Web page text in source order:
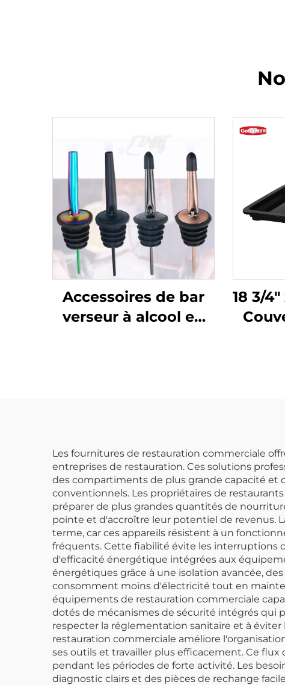
Accessoires de bar
verseur à alcool en
18 3/4"
Les fournitures de restauration commerciale
entreprises de restauration. Ces solutions
des compartiments de plus grande capacité
conventionnels. Les propriétaires de
préparer de plus grandes quantités de
pointe et d'accroître leur potentiel de revenus.
terme, car ces appareils résistent à un
fréquents. Cette fiabilité évite les interruptions
d'efficacité énergétique intégrées aux
énergétiques grâce à une isolation avancée,
consomment moins d'électricité tout en
équipements de restauration commerciale
dotés de mécanismes de sécurité intégrés qui
respecter la réglementation sanitaire et à
restauration commerciale améliore
ses outils et travailler plus efficacement. Ce
pendant les périodes de forte activité. Les
diagnostic clairs et des pièces de rechange